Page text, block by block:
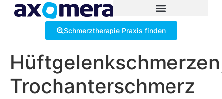
springen
Schmerztherapie Praxis finden
Trochanterschmerz